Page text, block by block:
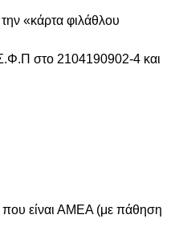
«κάρτα φιλάθλου
στο 2104190902-4 και
που είναι ΑΜΕΑ (με πάθηση